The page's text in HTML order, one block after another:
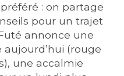
: on partage
pour un trajet
annonce une
(rouge
une accalmie